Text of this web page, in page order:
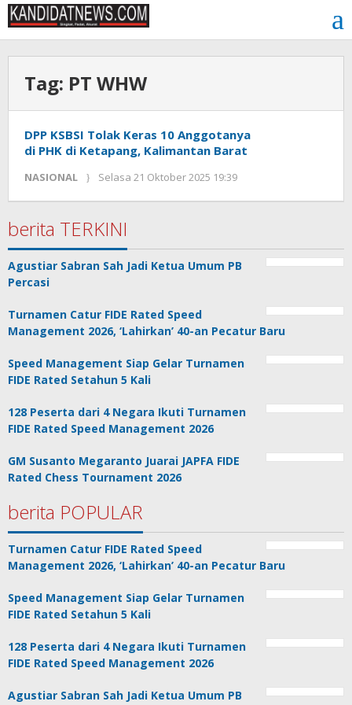
Lewati
ke
konten
Tag: PT WHW
DPP KSBSI Tolak Keras 10 Anggotanya
di PHK di Ketapang, Kalimantan Barat
NASIONAL Selasa 21 Oktober 2025 19:39
Jackson
berita TERKINI
Agustiar Sabran Sah Jadi Ketua Umum PB
Percasi
Turnamen Catur FIDE Rated Speed
Management 2026, ‘Lahirkan’ 40-an Pecatur Baru
Speed Management Siap Gelar Turnamen
FIDE Rated Setahun 5 Kali
128 Peserta dari 4 Negara Ikuti Turnamen
FIDE Rated Speed Management 2026
GM Susanto Megaranto Juarai JAPFA FIDE
Rated Chess Tournament 2026
berita POPULAR
Turnamen Catur FIDE Rated Speed
Management 2026, ‘Lahirkan’ 40-an Pecatur Baru
Speed Management Siap Gelar Turnamen
FIDE Rated Setahun 5 Kali
128 Peserta dari 4 Negara Ikuti Turnamen
FIDE Rated Speed Management 2026
Agustiar Sabran Sah Jadi Ketua Umum PB